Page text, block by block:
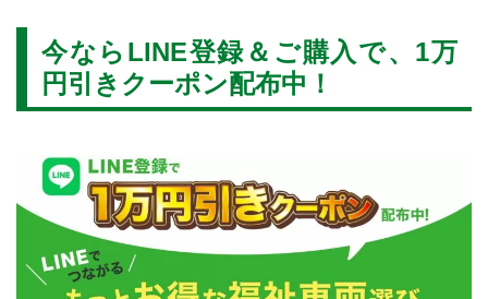
今ならLINE登録＆ご購入で、1万
円引きクーポン配布中！